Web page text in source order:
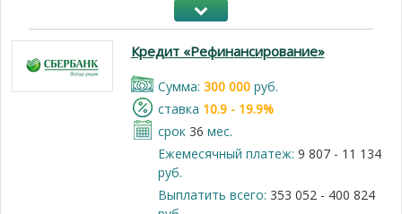
Кредит «Рефинансирование»
Cумма: 300 000руб.
cтавка 10.9 - 19.9%
срок 36 мес.
Ежемесячный платеж: 9 807 - 11 134
руб.
Выплатить всего: 353 052 - 400 824